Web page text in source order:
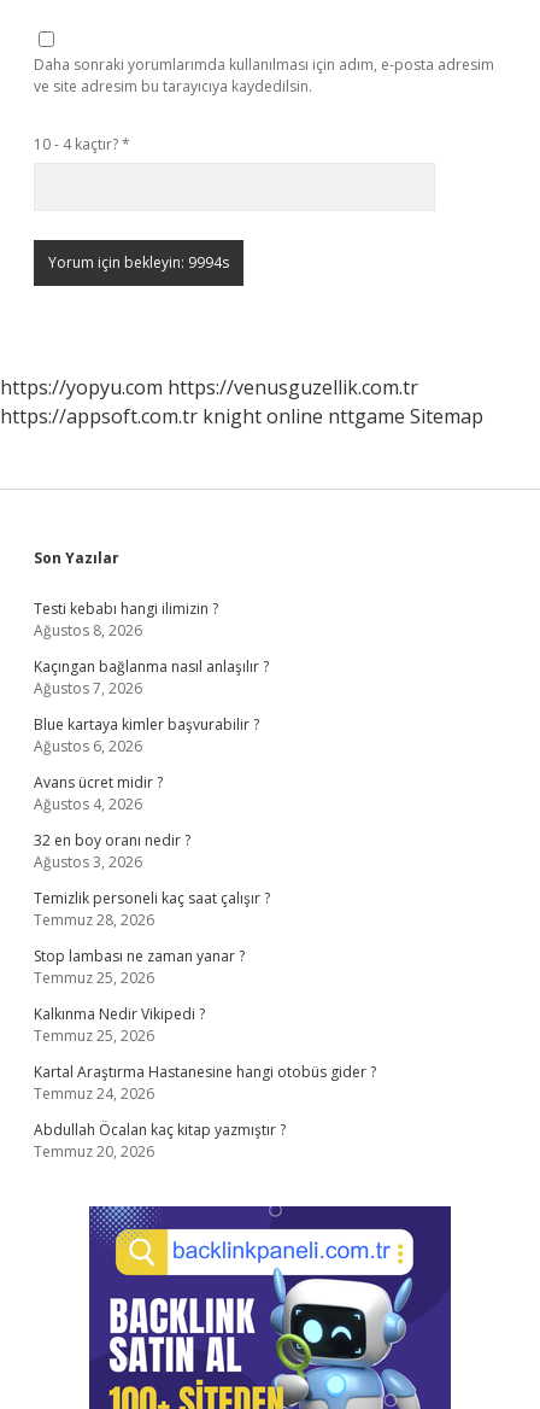
Daha sonraki yorumlarımda kullanılması için adım, e-posta adresim
ve site adresim bu tarayıcıya kaydedilsin.
10 - 4 kaçtır?*
https://yopyu.com https://venusguzellik.com.tr
https://appsoft.com.tr knight online nttgame Sitemap
Sidebar
Son Yazılar
Testi kebabı hangi ilimizin ?
Ağustos 8, 2026
Kaçıngan bağlanma nasıl anlaşılır ?
Ağustos 7, 2026
Blue kartaya kimler başvurabilir ?
Ağustos 6, 2026
Avans ücret midir ?
Ağustos 4, 2026
32 en boy oranı nedir ?
Ağustos 3, 2026
Temizlik personeli kaç saat çalışır ?
Temmuz 28, 2026
Stop lambası ne zaman yanar ?
Temmuz 25, 2026
Kalkınma Nedir Vikipedi ?
Temmuz 25, 2026
Kartal Araştırma Hastanesine hangi otobüs gider ?
Temmuz 24, 2026
Abdullah Öcalan kaç kitap yazmıştır ?
Temmuz 20, 2026